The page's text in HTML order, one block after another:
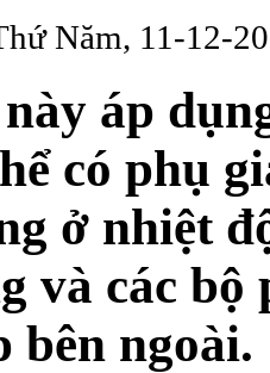
Năm, 11-12-
áp
có phụ
ở nhiệt
và các
bên ngoài.